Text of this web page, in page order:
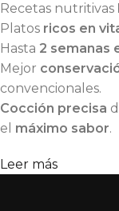
Recetas nutritivas
Platos ricos en
Hasta 2 semanas
Mejor
convencionales.
Cocción precisa
el máximo sabor.
Leer más